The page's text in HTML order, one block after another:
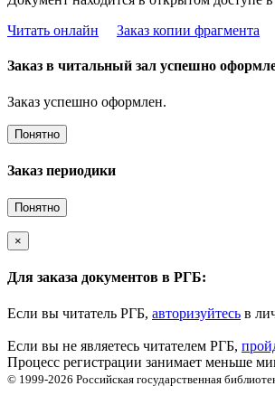
Читать онлайн
Заказ копии фрагмента
Заказ в читальный зал успешно
Заказ успешно оформлен.
Понятно
Заказ периодики
Понятно
×
Для заказа документов в РГБ:
Если вы читатель РГБ, авторизуйтесь в
Если вы не являетесь читателем РГБ,
Процесс регистрации занимает меньше
© 1999-2026 Российская государственная